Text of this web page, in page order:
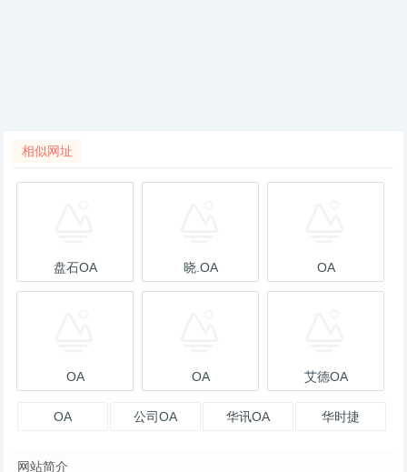
相似网址
盘石OA 晓.OA OA
OA OA 艾德OA
OA 公司OA 华讯OA
华时捷
网站简介